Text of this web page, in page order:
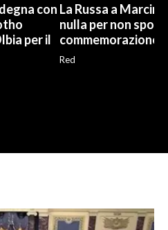
con
per il
La Russa a
nulla per non
commemorazione
Red